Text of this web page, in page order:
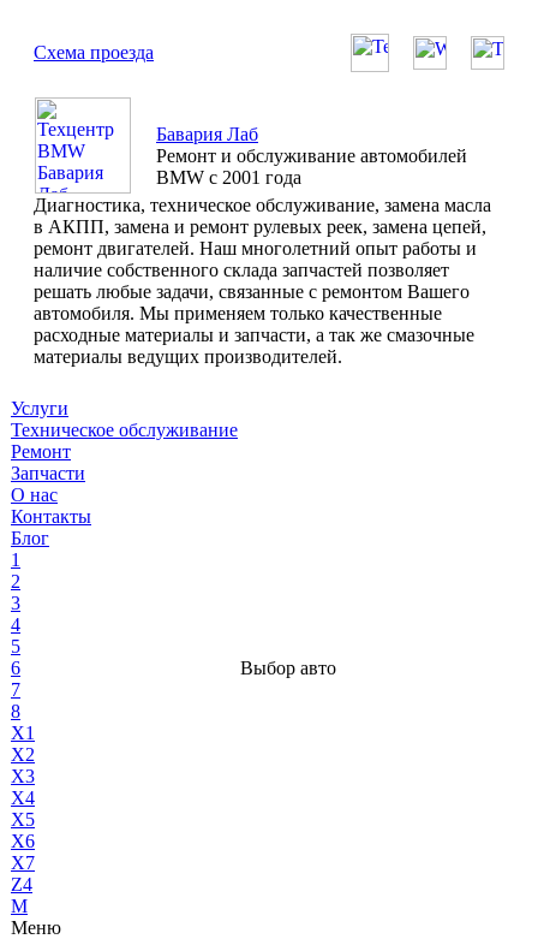
Схема проезда
Бавария Лаб
Ремонт и обслуживание автомобилей
BMW с 2001 года
Диагностика, техническое обслуживание, замена масла
в АКПП, замена и ремонт рулевых реек, замена цепей,
ремонт двигателей. Наш многолетний опыт работы и
наличие собственного склада запчастей позволяет
решать любые задачи, связанные с ремонтом Вашего
автомобиля. Мы применяем только качественные
расходные материалы и запчасти, а так же смазочные
материалы ведущих производителей.
Услуги
Техническое обслуживание
Ремонт
Запчасти
О нас
Контакты
Блог
1
2
3
4
5
6
7
8
X1
X2
X3
X4
X5
X6
X7
Z4
М
Меню
Выбор авто